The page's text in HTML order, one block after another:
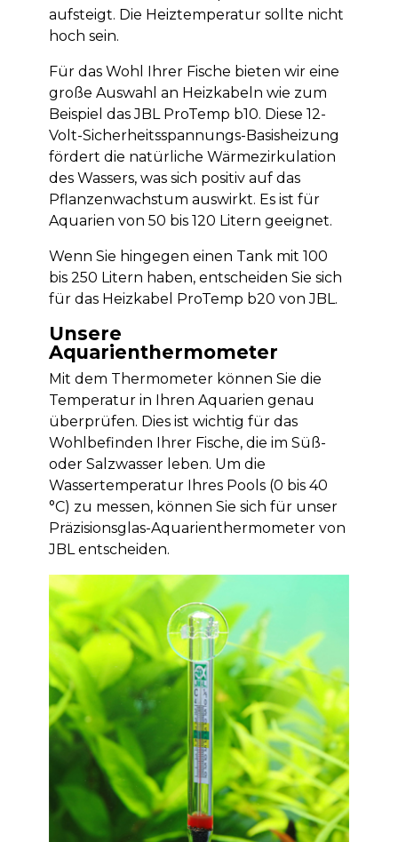
aufsteigt. Die Heiztemperatur sollte nicht
hoch sein.
Für das Wohl Ihrer Fische bieten wir eine
große Auswahl an Heizkabeln wie zum
Beispiel das JBL ProTemp b10. Diese 12-
Volt-Sicherheitsspannungs-Basisheizung
fördert die natürliche Wärmezirkulation
des Wassers, was sich positiv auf das
Pflanzenwachstum auswirkt. Es ist für
Aquarien von 50 bis 120 Litern geeignet.
Wenn Sie hingegen einen Tank mit 100
bis 250 Litern haben, entscheiden Sie sich
für das Heizkabel ProTemp b20 von JBL.
Unsere
Aquarienthermometer
Mit dem Thermometer können Sie die
Temperatur in Ihren Aquarien genau
überprüfen. Dies ist wichtig für das
Wohlbefinden Ihrer Fische, die im Süß-
oder Salzwasser leben. Um die
Wassertemperatur Ihres Pools (0 bis 40
°C) zu messen, können Sie sich für unser
Präzisionsglas-Aquarienthermometer von
JBL entscheiden.